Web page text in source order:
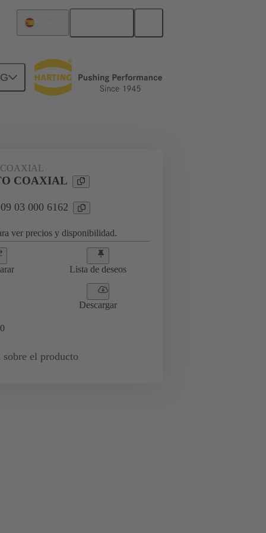
Productos
COAXIAL
03 000 6162
ver precios y disponibilidad.
Lista de deseos
Descargar
0
sobre el producto